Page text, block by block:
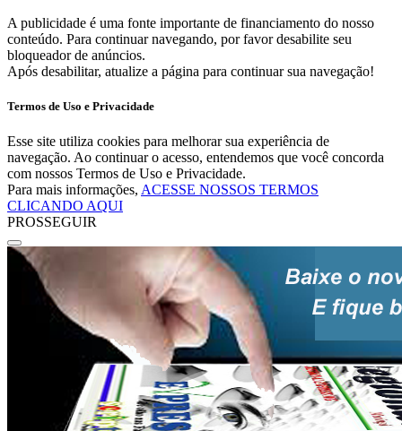
A publicidade é uma fonte importante de financiamento do nosso
conteúdo. Para continuar navegando, por favor desabilite seu
bloqueador de anúncios.
Após desabilitar, atualize a página para continuar sua navegação!
Termos de Uso e Privacidade
Esse site utiliza cookies para melhorar sua experiência de
navegação. Ao continuar o acesso, entendemos que você concorda
com nossos Termos de Uso e Privacidade.
Para mais informações, ACESSE NOSSOS TERMOS
CLICANDO AQUI
PROSSEGUIR